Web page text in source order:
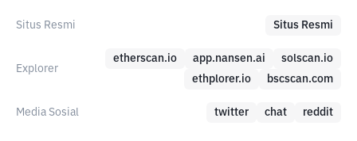
Situs Resmi Situs Resmi
Explorer
etherscan.io app.nansen.ai
solscan.io
ethplorer.io
bscscan.com
Media Sosial twitter chat reddit